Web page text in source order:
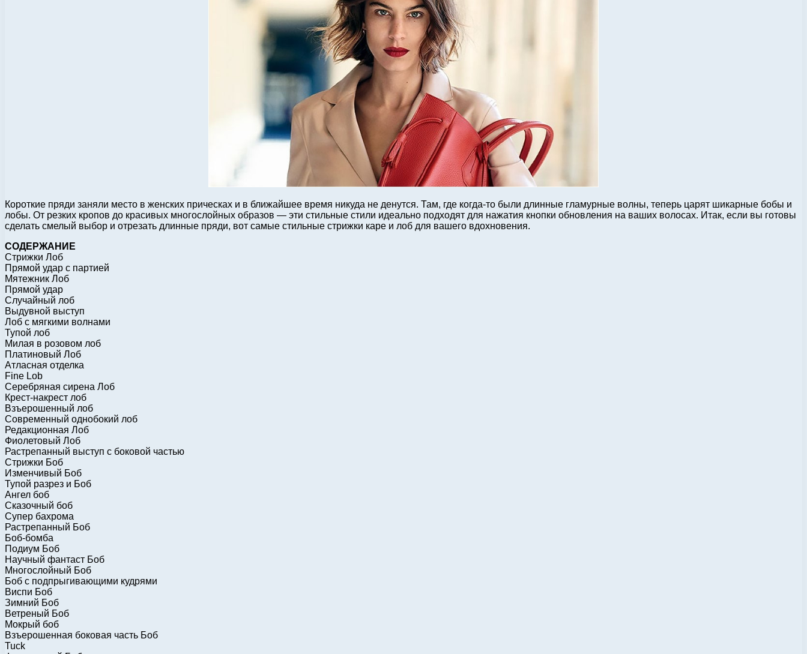
Короткие пряди заняли место в женских прическах и в ближайшее время никуда не денутся. Там, где когда-то были длинные гламурные волны, теперь царят шикарные бобы и
лобы. От резких кропов до красивых многослойных образов — эти стильные стили идеально подходят для нажатия кнопки обновления на ваших волосах. Итак, если вы готовы
сделать смелый выбор и отрезать длинные пряди, вот самые стильные стрижки каре и лоб для вашего вдохновения.
СОДЕРЖАНИЕ
Стрижки Лоб
Прямой удар с партией
Мятежник Лоб
Прямой удар
Случайный лоб
Выдувной выступ
Лоб с мягкими волнами
Тупой лоб
Милая в розовом лоб
Платиновый Лоб
Атласная отделка
Fine Lob
Серебряная сирена Лоб
Крест-накрест лоб
Взъерошенный лоб
Современный однобокий лоб
Редакционная Лоб
Фиолетовый Лоб
Растрепанный выступ с боковой частью
Стрижки Боб
Изменчивый Боб
Тупой разрез и Боб
Ангел боб
Сказочный боб
Супер бахрома
Растрепанный Боб
Боб-бомба
Подиум Боб
Научный фантаст Боб
Многослойный Боб
Боб с подпрыгивающими кудрями
Виспи Боб
Зимний Боб
Ветреный Боб
Мокрый боб
Взъерошенная боковая часть Боб
Tuck